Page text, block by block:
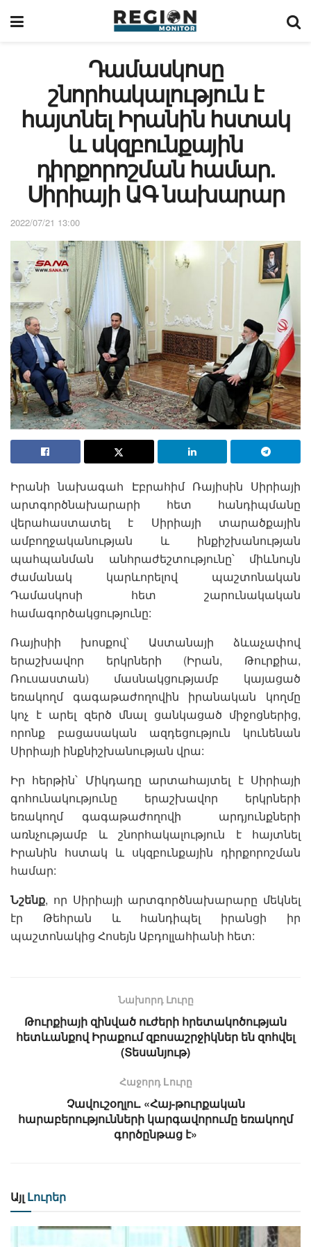
Դամասկոսը
շնորհակալություն է
հայտնել Իրանին հստակ
և սկզբունքային
դիրքորոշման համար.
Սիրիայի ԱԳ նախարար
2022/07/21 13:00
Իրանի նախագահ Էբրահիմ Ռայիսին Սիրիայի
արտգործնախարարի հետ հանդիպմանը
վերահաստատել է Սիրիայի տարածքային
ամբողջականության և ինքիշխանության
պահպանման անհրաժեշտությունը՝ միևնույն
ժամանակ կարևորելով պաշտոնական
Դամասկոսի հետ շարունակական
համագործակցությունը:
Ռայիսիի խոսքով՝ Աստանայի ձևաչափով
երաշխավոր երկրների (Իրան, Թուրքիա,
Ռուսաստան) մասնակցությամբ կայացած
եռակողմ գագաթաժողովին իրանական կողմը
կոչ է արել զերծ մնալ ցանկացած միջոցներից,
որոնք բացասական ազդեցություն կունենան
Սիրիայի ինքնիշխանության վրա:
Իր հերթին՝ Միկդադը արտահայտել է Սիրիայի
գոհունակությունը երաշխավոր երկրների
եռակողմ գագաթաժողովի արդյունքների
առնչությամբ և շնորհակալություն է հայտնել
Իրանին հստակ և սկզբունքային դիրքորոշման
համար:
Նշենք, որ Սիրիայի արտգործնախարարը մեկնել
էր Թեհրան և հանդիպել իրանցի իր
պաշտոնակից Հոսեյն Աբդոլլահիանի հետ:
Նախորդ Լուրը
Թուրքիայի զինված ուժերի հրետակոծության
հետևանքով Իրաքում զբոսաշրջիկներ են զոհվել
(Տեսանյութ)
Հաջորդ Lուրը
Չավուշօղլու. «Հայ-թուրքական
հարաբերությունների կարգավորումը եռակողմ
գործընթաց է»
Այլ Լուրեր